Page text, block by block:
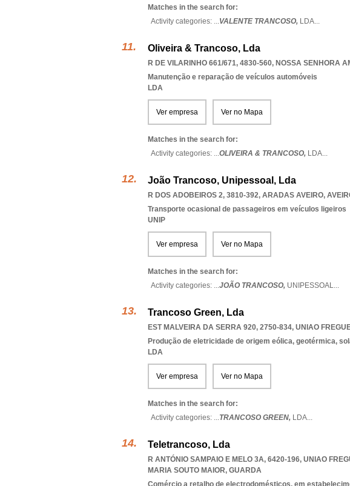
Matches in the search for:
Activity categories: ...VALENTE TRANCOSO, LDA...
Oliveira & Trancoso, Lda
R DE VILARINHO 661/671, 4830-560, NOSSA SENHORA
Manutenção e reparação de veículos automóveis
LDA
Ver empresa Ver no Mapa
Matches in the search for:
Activity categories: ...OLIVEIRA & TRANCOSO, LDA...
João Trancoso, Unipessoal, Lda
R DOS ADOBEIROS 2, 3810-392, ARADAS AVEIRO,
Transporte ocasional de passageiros em veículos ligeiros
UNIP
Ver empresa Ver no Mapa
Matches in the search for:
Activity categories: ...JOÃO TRANCOSO, UNIPESSOAL...
Trancoso Green, Lda
EST MALVEIRA DA SERRA 920, 2750-834, UNIAO
Produção de eletricidade de origem eólica, geotérmica,
LDA
Ver empresa Ver no Mapa
Matches in the search for:
Activity categories: ...TRANCOSO GREEN, LDA...
Teletrancoso, Lda
R ANTÓNIO SAMPAIO E MELO 3A, 6420-196, UNIAO
MARIA SOUTO MAIOR, GUARDA
Comércio a retalho de electrodomésticos, em